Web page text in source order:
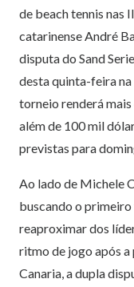
de beach tennis nas
catarinense André
disputa do Sand
desta quinta-feira na
torneio renderá
além de 100 mil
previstas para
Ao lado de Michele
buscando o
reaproximar dos
ritmo de jogo após a
Canaria, a dupla